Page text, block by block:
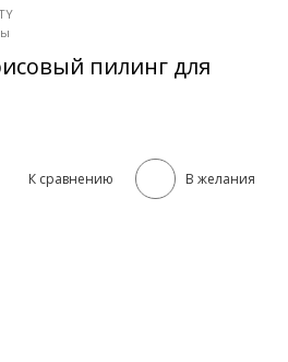
пилинг для
К сравнению В желания